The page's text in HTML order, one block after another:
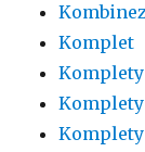
Komplet